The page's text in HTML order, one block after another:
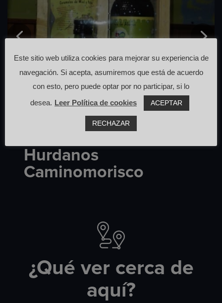
Hurdanos
Caminomorisco
¿Qué ver cerca de
aquí?
Este sitio web utiliza cookies para mejorar su experiencia de
navegación. Si acepta, asumiremos que está de acuerdo
con esto, pero puede optar por no participar, si lo
desea. Leer Política de cookies ACEPTAR
RECHAZAR